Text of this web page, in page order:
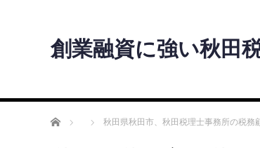
創業融資に強い秋田
ホーム 秋田県秋田市、秋田税理士事務所の税務